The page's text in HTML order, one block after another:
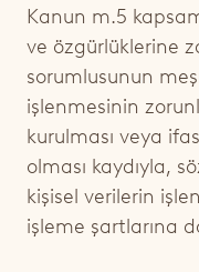
Kanun m.5
ve özgürlüklerine
sorumlusunun
işlenmesinin
kurulması veya
olması kaydıyla,
kişisel verilerin
işleme şartlarına